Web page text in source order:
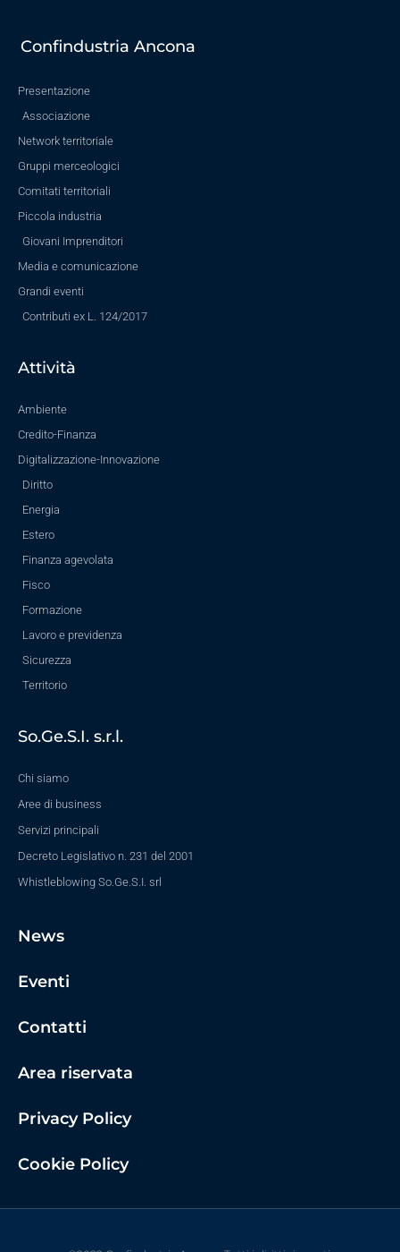
Confindustria Ancona
Presentazione
Associazione
Network territoriale
Gruppi merceologici
Comitati territoriali
Piccola industria
Giovani Imprenditori
Media e comunicazione
Grandi eventi
Contributi ex L. 124/2017
Attività
Ambiente
Credito-Finanza
Digitalizzazione-Innovazione
Diritto
Energia
Estero
Finanza agevolata
Fisco
Formazione
Lavoro e previdenza
Sicurezza
Territorio
So.Ge.S.I. s.r.l.
Chi siamo
Aree di business
Servizi principali
Decreto Legislativo n. 231 del 2001
Whistleblowing So.Ge.S.I. srl
News
Eventi
Contatti
Area riservata
Privacy Policy
Cookie Policy